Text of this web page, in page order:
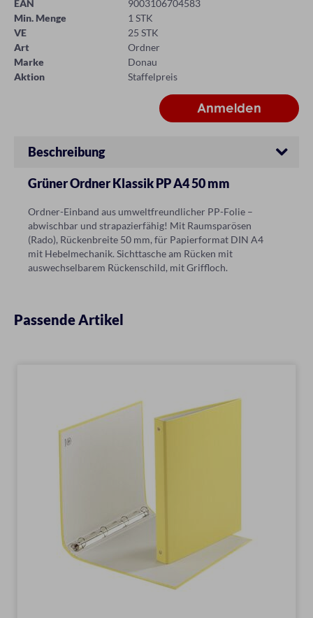
EAN
9003106704583
Min. Menge
1 STK
VE
25 STK
Art
Ordner
Marke
Donau
Aktion
Staffelpreis
Beschreibung
Grüner Ordner Klassik PP A4 50 mm
Ordner-Einband aus umweltfreundlicher PP-Folie –
abwischbar und strapazierfähig! Mit Raumsparösen
(Rado), Rückenbreite 50 mm, für Papierformat DIN A4
mit Hebelmechanik. Sichttasche am Rücken mit
auswechselbarem Rückenschild, mit Griffloch.
Passende Artikel